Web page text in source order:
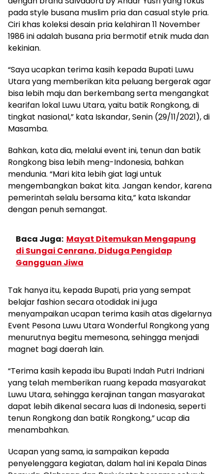
pada style busana muslim pria dan casual style pria.
Ciri khas koleksi desain pria kelahiran 11 November
1986 ini adalah busana pria bermotif etnik muda dan
kekinian.
“Saya ucapkan terima kasih kepada Bupati Luwu
Utara yang memberikan kita peluang bergerak agar
bisa lebih maju dan berkembang serta mengangkat
kearifan lokal Luwu Utara, yaitu batik Rongkong, di
tingkat nasional,” kata Iskandar, Senin (29/11/2021), di
Masamba.
Bahkan, kata dia, melalui event ini, tenun dan batik
Rongkong bisa lebih meng-Indonesia, bahkan
mendunia. “Mari kita lebih giat lagi untuk
mengembangkan bakat kita. Jangan kendor, karena
pemerintah selalu bersama kita,” kata Iskandar
dengan penuh semangat.
Baca Juga: Mayat Ditemukan Mengapung
di Sungai Cenrana, Diduga Pengidap
Gangguan Jiwa
Tak hanya itu, kepada Bupati, pria yang sempat
belajar fashion secara otodidak ini juga
menyampaikan ucapan terima kasih atas digelarnya
Event Pesona Luwu Utara Wonderful Rongkong yang
menurutnya begitu memesona, sehingga menjadi
magnet bagi daerah lain.
“Terima kasih kepada ibu Bupati Indah Putri Indriani
yang telah memberikan ruang kepada masyarakat
Luwu Utara, sehingga kerajinan tangan masyarakat
dapat lebih dikenal secara luas di Indonesia, seperti
tenun Rongkong dan batik Rongkong,” ucap dia
menambahkan.
Ucapan yang sama, ia sampaikan kepada
penyelenggara kegiatan, dalam hal ini Kepala Dinas